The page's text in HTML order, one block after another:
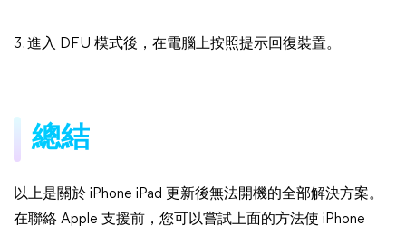
3. 進入 DFU 模式後，在電腦上按照提示回復裝置。
總結
以上是關於 iPhone iPad 更新後無法開機的全部解決方案。
在聯絡 Apple 支援前，您可以嘗試上面的方法使 iPhone